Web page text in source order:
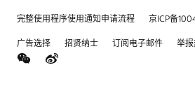
完整使用程序使用通知申请流程 京ICP备
广告选择 招贤纳士 订阅电子邮件 举
weChatWeibo